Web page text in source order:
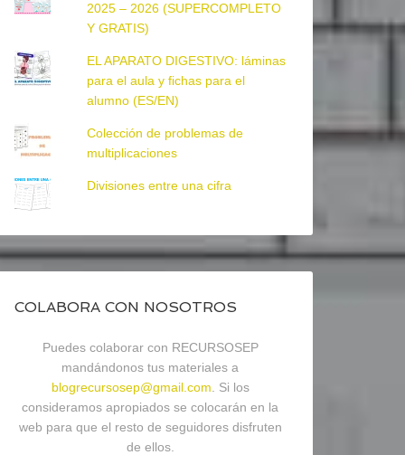
2025 – 2026 (SUPERCOMPLETO
Y GRATIS)
EL APARATO DIGESTIVO: láminas
para el aula y fichas para el
alumno (ES/EN)
Colección de problemas de
multiplicaciones
Divisiones entre una cifra
COLABORA CON NOSOTROS
Puedes colaborar con RECURSOSEP
mandándonos tus materiales a
blogrecursosep@gmail.com . Si los
consideramos apropiados se colocarán en la
web para que el resto de seguidores disfruten
de ellos.